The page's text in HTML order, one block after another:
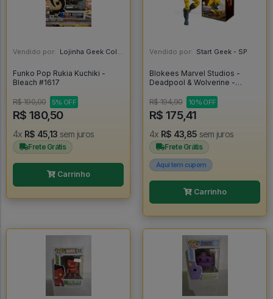
Vendido por: Lojinha Geek Colecionáveis - DF
Funko Pop Rukia Kuchiki -
Bleach #1617
R$ 190,00 5% OFF
R$ 180,50
4x R$ 45,13 sem juros
Frete Grátis
Carrinho
Vendido por: Start Geek - SP
Blokees Marvel Studios -
Deadpool & Wolverine -
R$ 194,90
10% OFF
R$ 175,41
4x R$ 43,85 sem juros
Frete Grátis
Aqui tem cupom
Carrinho